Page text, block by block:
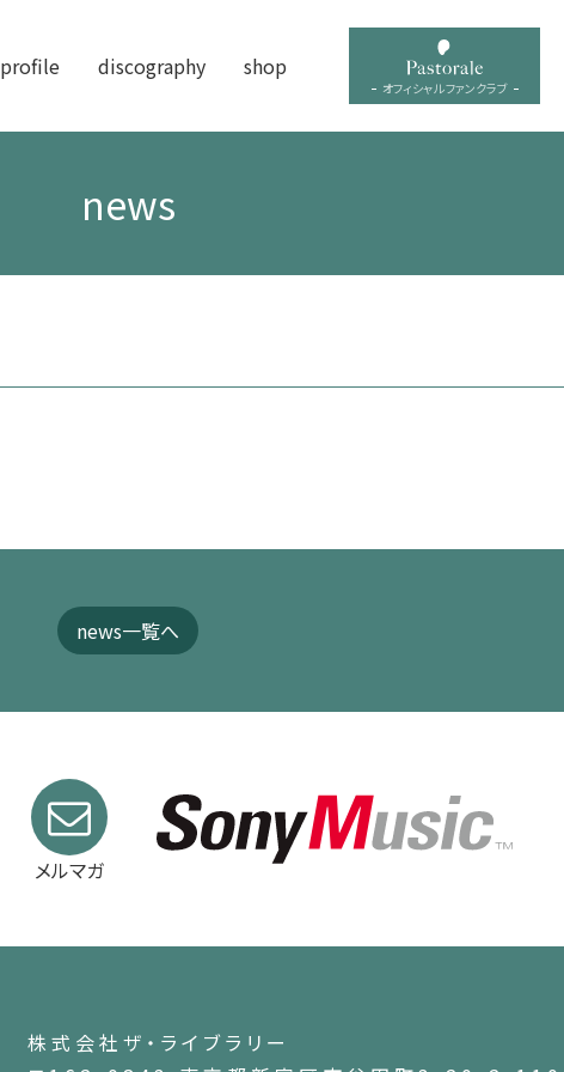
profile discography shop
オフィシャル ファンクラブ
news
news一覧へ
メルマガ
株式会社ザ・ライブラリー